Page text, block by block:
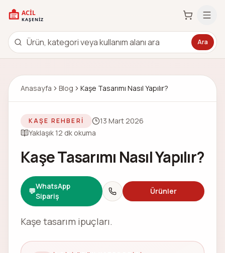
Ara
Anasayfa Blog Kaşe Tasarımı Nasıl Yapılır?
KAŞE REHBERI
13 Mart 2026
Yaklaşık 12 dk okuma
Kaşe Tasarımı Nasıl Yapılır?
💬
WhatsApp
Sipariş
Ürünler
Kaşe tasarım ipuçları.